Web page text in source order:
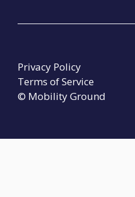
© Mobility Ground
Privacy Policy
Terms of Service